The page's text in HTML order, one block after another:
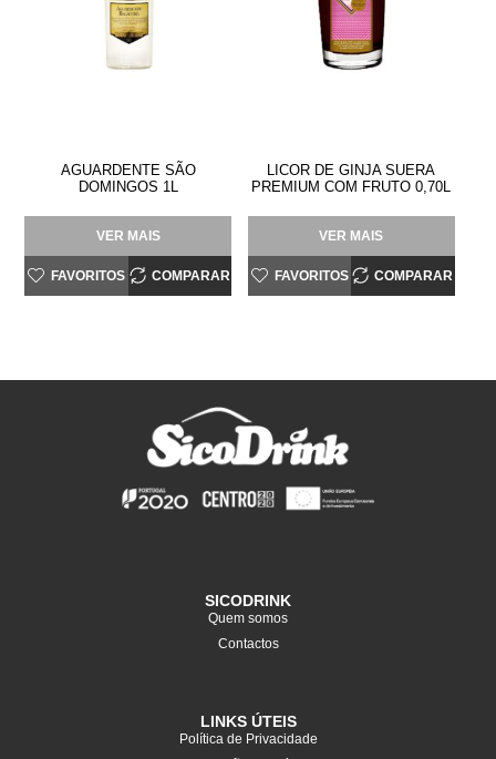
AGUARDENTE SÃO
DOMINGOS 1L
VER MAIS
FAVORITOS COMPARAR
LICOR DE GINJA SUERA
PREMIUM COM FRUTO 0,70L
VER MAIS
FAVORITOS COMPARAR
SICODRINK
Quem somos
Contactos
LINKS ÚTEIS
Política de Privacidade